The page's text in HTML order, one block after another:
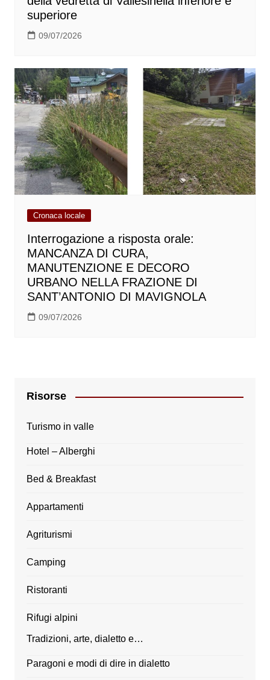
superiore
09/07/2026
Cronaca locale
Interrogazione a risposta orale:
MANCANZA DI CURA,
MANUTENZIONE E DECORO
URBANO NELLA FRAZIONE DI
SANT’ANTONIO DI MAVIGNOLA
09/07/2026
Risorse
Turismo in valle
Hotel – Alberghi
Bed & Breakfast
Appartamenti
Agriturismi
Camping
Ristoranti
Rifugi alpini
Tradizioni, arte, dialetto e…
Paragoni e modi di dire in dialetto